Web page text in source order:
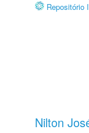
Repositório
Nilton